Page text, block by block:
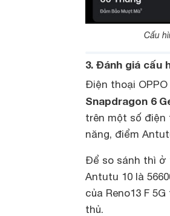
Cấu
3. Đánh giá cấu
Điện thoại
Snapdragon 6
trên một số điện
năng, điểm
Để so sánh thì ở
Antutu 10 là
của Reno13 F
thủ.